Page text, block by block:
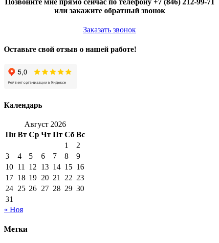
Позвоните мне прямо сейчас по телефону +7 (846) 212-99-71
или закажите обратный звонок
Заказать звонок
Оставьте свой отзыв о нашей работе!
Календарь
Август 2026
Пн Вт Ср Чт Пт Сб Вс
1
2
3
4 5 6 7 8
9
10 11 12 13 14 15 16
17 18 19 20 21 22 23
24 25 26 27 28 29 30
31
« Ноя
Метки